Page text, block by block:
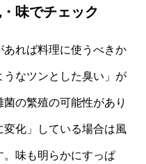
味でチェック
れば料理に使うべきか
なツンとした臭い」が
の繁殖の可能性があり
変化」している場合は風
。味も明らかにすっぱ